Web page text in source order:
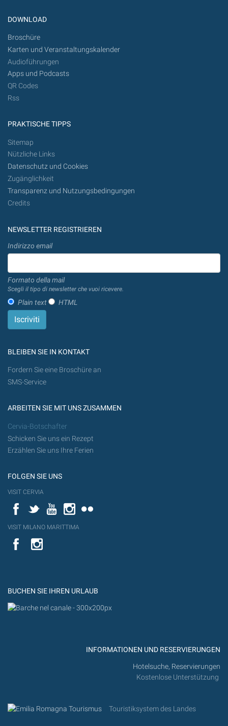
DOWNLOAD
Broschüre
Karten und Veranstaltungskalender
Audioführungen
Apps und Podcasts
QR Codes
Rss
PRAKTISCHE TIPPS
Sitemap
Nützliche Links
Datenschutz und Cookies
Zugänglichkeit
Transparenz und Nutzungsbedingungen
Credits
NEWSLETTER REGISTRIEREN
Indirizzo email
Formato della mail
Scegli il tipo di newsletter che vuoi ricevere.
Plain text HTML
BLEIBEN SIE IN KONTAKT
Fordern Sie eine Broschüre an
SMS-Service
ARBEITEN SIE MIT UNS ZUSAMMEN
Cervia-Botschafter
Schicken Sie uns ein Rezept
Erzählen Sie uns Ihre Ferien
FOLGEN SIE UNS
VISIT CERVIA
FacebookTwitterYouTubeInstagram
VISIT MILANO MARITTIMA
YouTube
BUCHEN SIE IHREN URLAUB
INFORMATIONEN UND RESERVIERUNGEN
Hotelsuche, Reservierungen
Kostenlose Unterstützung
Touristiksystem des Landes